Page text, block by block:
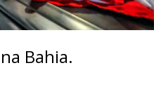
Bahia.